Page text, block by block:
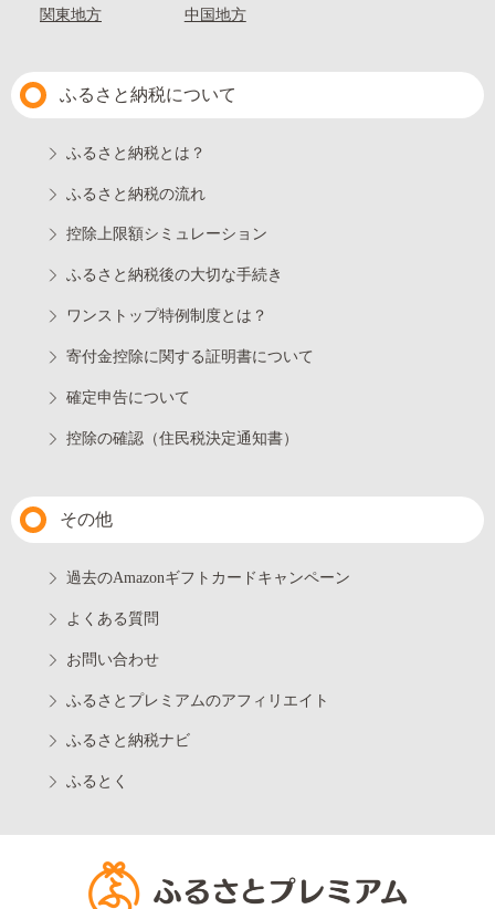
関東地方 中国地方
ふるさと納税について
ふるさと納税とは？
ふるさと納税の流れ
控除上限額シミュレーション
ふるさと納税後の大切な手続き
ワンストップ特例制度とは？
寄付金控除に関する証明書について
確定申告について
控除の確認（住民税決定通知書）
その他
過去のAmazonギフトカードキャンペーン
よくある質問
お問い合わせ
ふるさとプレミアムのアフィリエイト
ふるさと納税ナビ
ふるとく